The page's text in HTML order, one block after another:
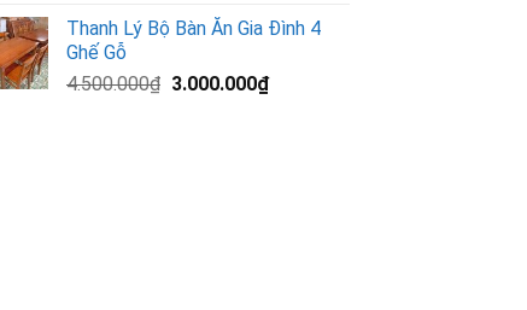
là:
tại
Thanh Lý Bộ Bàn Ăn Gia Đình 4
Ghế Gỗ
4.500.000₫ Giá
3.000.000₫Giá